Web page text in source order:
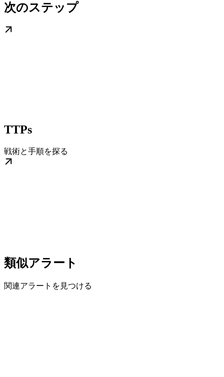
次のステップ
TTPs
戦術と手順を探る
類似アラート
関連アラートを見つける